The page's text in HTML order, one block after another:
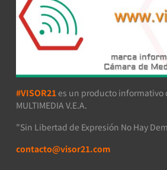
#VISOR21 es un producto informativo
MULTIMEDIA V.E.A.
"Sin Libertad de Expresión No Hay
contacto@visor21.com